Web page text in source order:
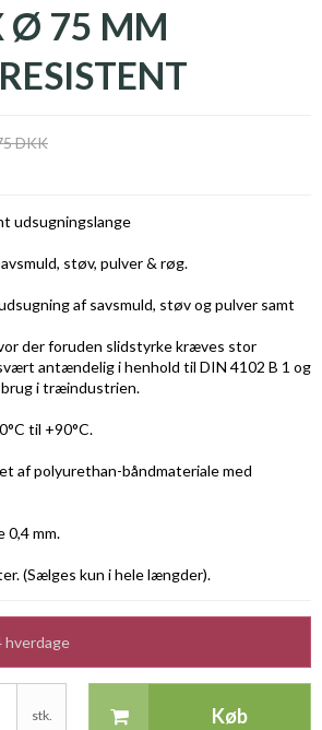
Ø 75 MM
DKK
udsugningslange
støv, pulver & røg.
af savsmuld, støv og pulver samt
der foruden slidstyrke kræves stor
antændelig i henhold til DIN 4102 B 1 og
i træindustrien.
til +90°C.
af polyurethan-båndmateriale med
0,4 mm.
(Sælges kun i hele længder).
hverdage
stk. Køb